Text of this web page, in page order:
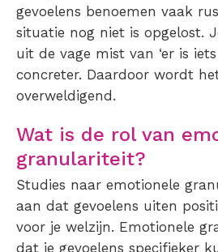
gevoelens benoemen vaak
situatie nog niet is opgelost.
uit de vage mist van ‘er is
concreter. Daardoor wordt
overweldigend.
Wat is de rol van
granulariteit?
Studies naar emotionele
aan dat gevoelens uiten
voor je welzijn. Emotionele
dat je gevoelens specifieker